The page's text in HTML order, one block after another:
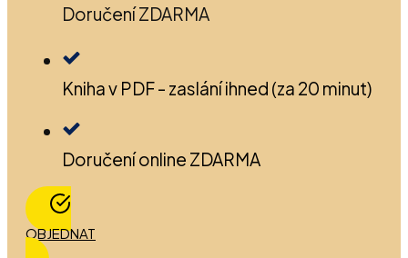
Doručení ZDARMA
Kniha v PDF - zaslání ihned (za 20 minut)
Doručení online ZDARMA
OBJEDNAT